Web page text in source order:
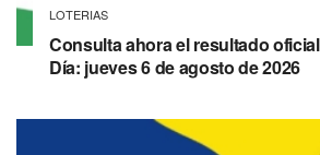
LOTERIAS
Consulta ahora el resultado
Día: jueves 6 de agosto de 2026